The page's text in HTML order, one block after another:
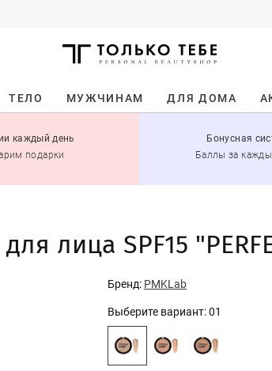
ТЕЛО МУЖЧИНАМ ДЛЯ ДОМА
каждый день
подарки
Бонусная
Баллы за
лица SPF15
Бренд: PMKLab
Выберите вариант:01